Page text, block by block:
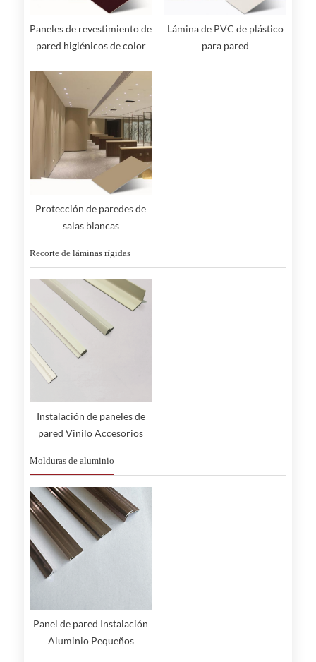
Paneles de revestimiento de
pared higiénicos de color
Lámina de PVC de plástico
para pared
Protección de paredes de
salas blancas
Recorte de láminas rígidas
Instalación de paneles de
pared Vinilo Accesorios
Molduras de aluminio
Panel de pared Instalación
Aluminio Pequeños